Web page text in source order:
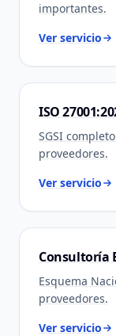
importantes.
Ver servicio
ISO
SGSI
proveedores.
Ver servicio
Consultoría
Esquema
proveedores.
Ver servicio